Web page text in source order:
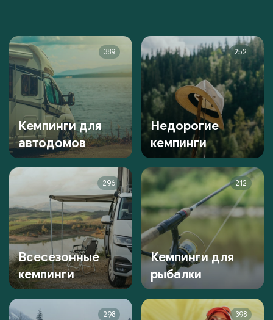
389
Кемпинги для
автодомов
252
Недорогие
кемпинги
296
Всесезонные
кемпинги
212
Кемпинги для
рыбалки
298 398